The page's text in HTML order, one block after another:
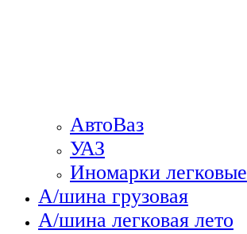
АвтоВаз
УАЗ
Иномарки легковые
А/шина грузовая
А/шина легковая лето